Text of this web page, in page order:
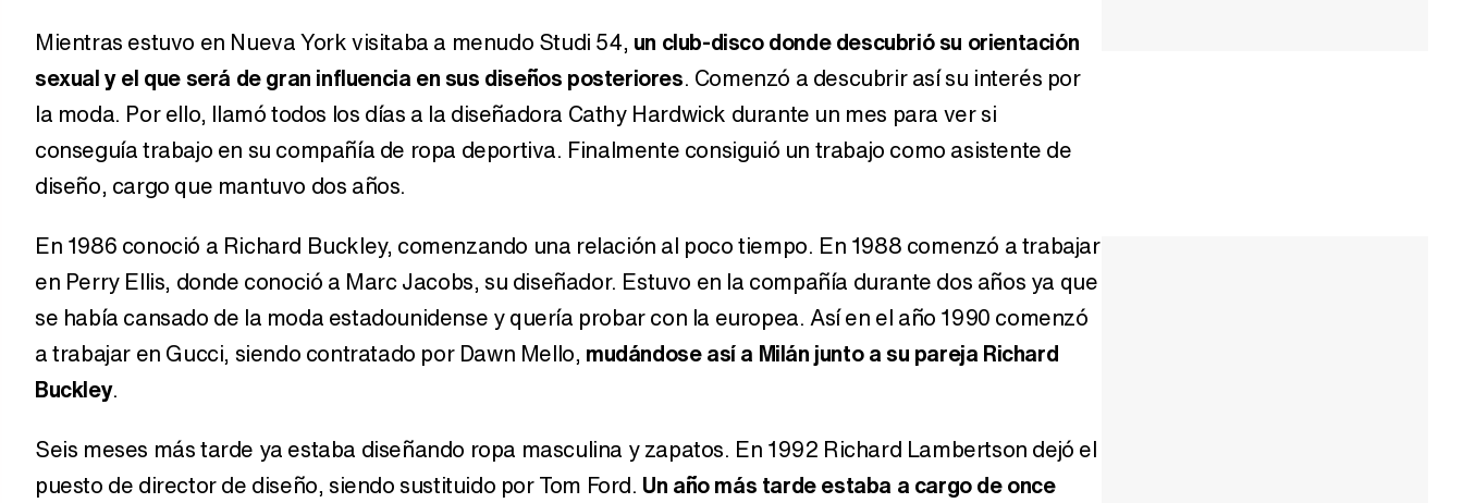
Mientras estuvo en Nueva York visitaba a menudo Studi 54, un club-disco donde descubrió su orientación
sexual y el que será de gran influencia en sus diseños posteriores. Comenzó a descubrir así su interés por
la moda. Por ello, llamó todos los días a la diseñadora Cathy Hardwick durante un mes para ver si
conseguía trabajo en su compañía de ropa deportiva. Finalmente consiguió un trabajo como asistente de
diseño, cargo que mantuvo dos años.
En 1986 conoció a Richard Buckley, comenzando una relación al poco tiempo. En 1988 comenzó a trabajar
en Perry Ellis, donde conoció a Marc Jacobs, su diseñador. Estuvo en la compañía durante dos años ya que
se había cansado de la moda estadounidense y quería probar con la europea. Así en el año 1990 comenzó
a trabajar en Gucci, siendo contratado por Dawn Mello, mudándose así a Milán junto a su pareja Richard
Buckley.
Seis meses más tarde ya estaba diseñando ropa masculina y zapatos. En 1992 Richard Lambertson dejó el
puesto de director de diseño, siendo sustituido por Tom Ford. Un año más tarde estaba a cargo de once